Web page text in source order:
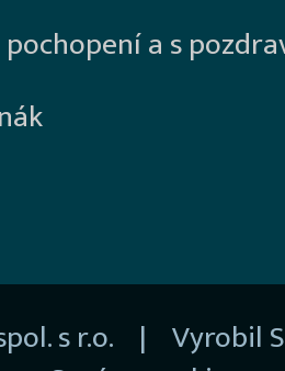
a s
s r.o. | Vyrobil